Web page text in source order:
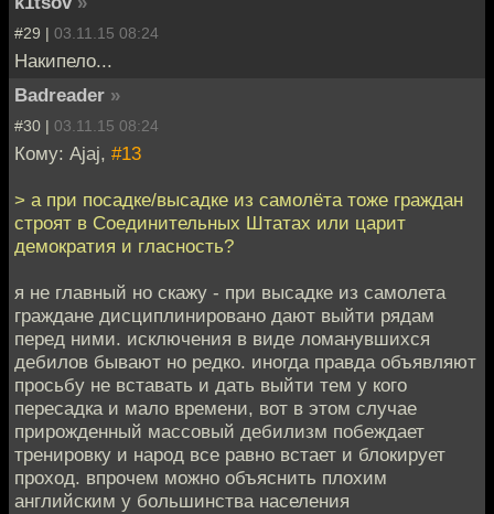
#29 | 03.11.15 08:24
Накипело...
Badreader »
#30 | 03.11.15 08:24
Кому: Ajaj, #13
> а при посадке/высадке из самолёта тоже граждан
строят в Соединительных Штатах или царит
демократия и гласность?
я не главный но скажу - при высадке из самолета
граждане дисциплинировано дают выйти рядам
перед ними. исключения в виде ломанувшихся
дебилов бывают но редко. иногда правда объявляют
просьбу не вставать и дать выйти тем у кого
пересадка и мало времени, вот в этом случае
прирожденный массовый дебилизм побеждает
тренировку и народ все равно встает и блокирует
проход. впрочем можно объяснить плохим
английским у большинства населения